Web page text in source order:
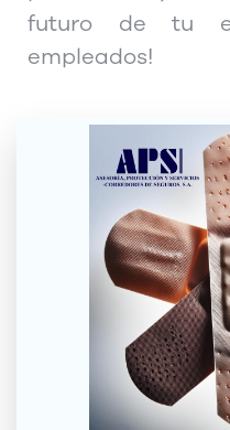
futuro de tu
empleados!